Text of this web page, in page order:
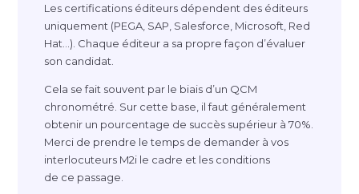
Les certifications éditeurs dépendent des éditeurs
uniquement (PEGA, SAP, Salesforce, Microsoft, Red
Hat…). Chaque éditeur a sa propre façon d’évaluer
son candidat.
Cela se fait souvent par le biais d’un QCM
chronométré. Sur cette base, il faut généralement
obtenir un pourcentage de succès supérieur à 70%.
Merci de prendre le temps de demander à vos
interlocuteurs M2i le cadre et les conditions
de ce passage.